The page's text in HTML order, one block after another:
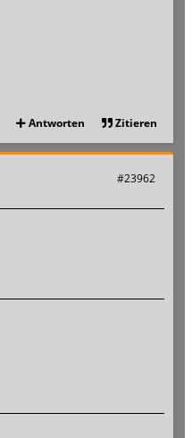
Antworten Zitieren
#23962